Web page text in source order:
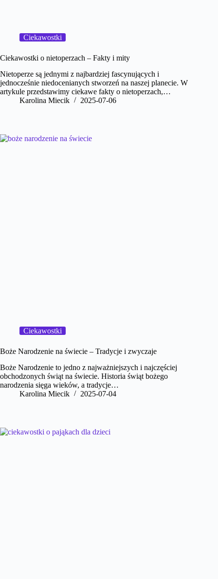
Ciekawostki
Ciekawostki o nietoperzach – Fakty i mity
Nietoperze są jednymi z najbardziej fascynujących i
jednocześnie niedocenianych stworzeń na naszej planecie. W
artykule przedstawimy ciekawe fakty o nietoperzach,…
Karolina Miecik
2025-07-06
Ciekawostki
Boże Narodzenie na świecie – Tradycje i zwyczaje
Boże Narodzenie to jedno z najważniejszych i najczęściej
obchodzonych świąt na świecie. Historia świąt bożego
narodzenia sięga wieków, a tradycje…
Karolina Miecik
2025-07-04